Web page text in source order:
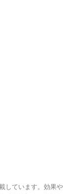
しています。効果